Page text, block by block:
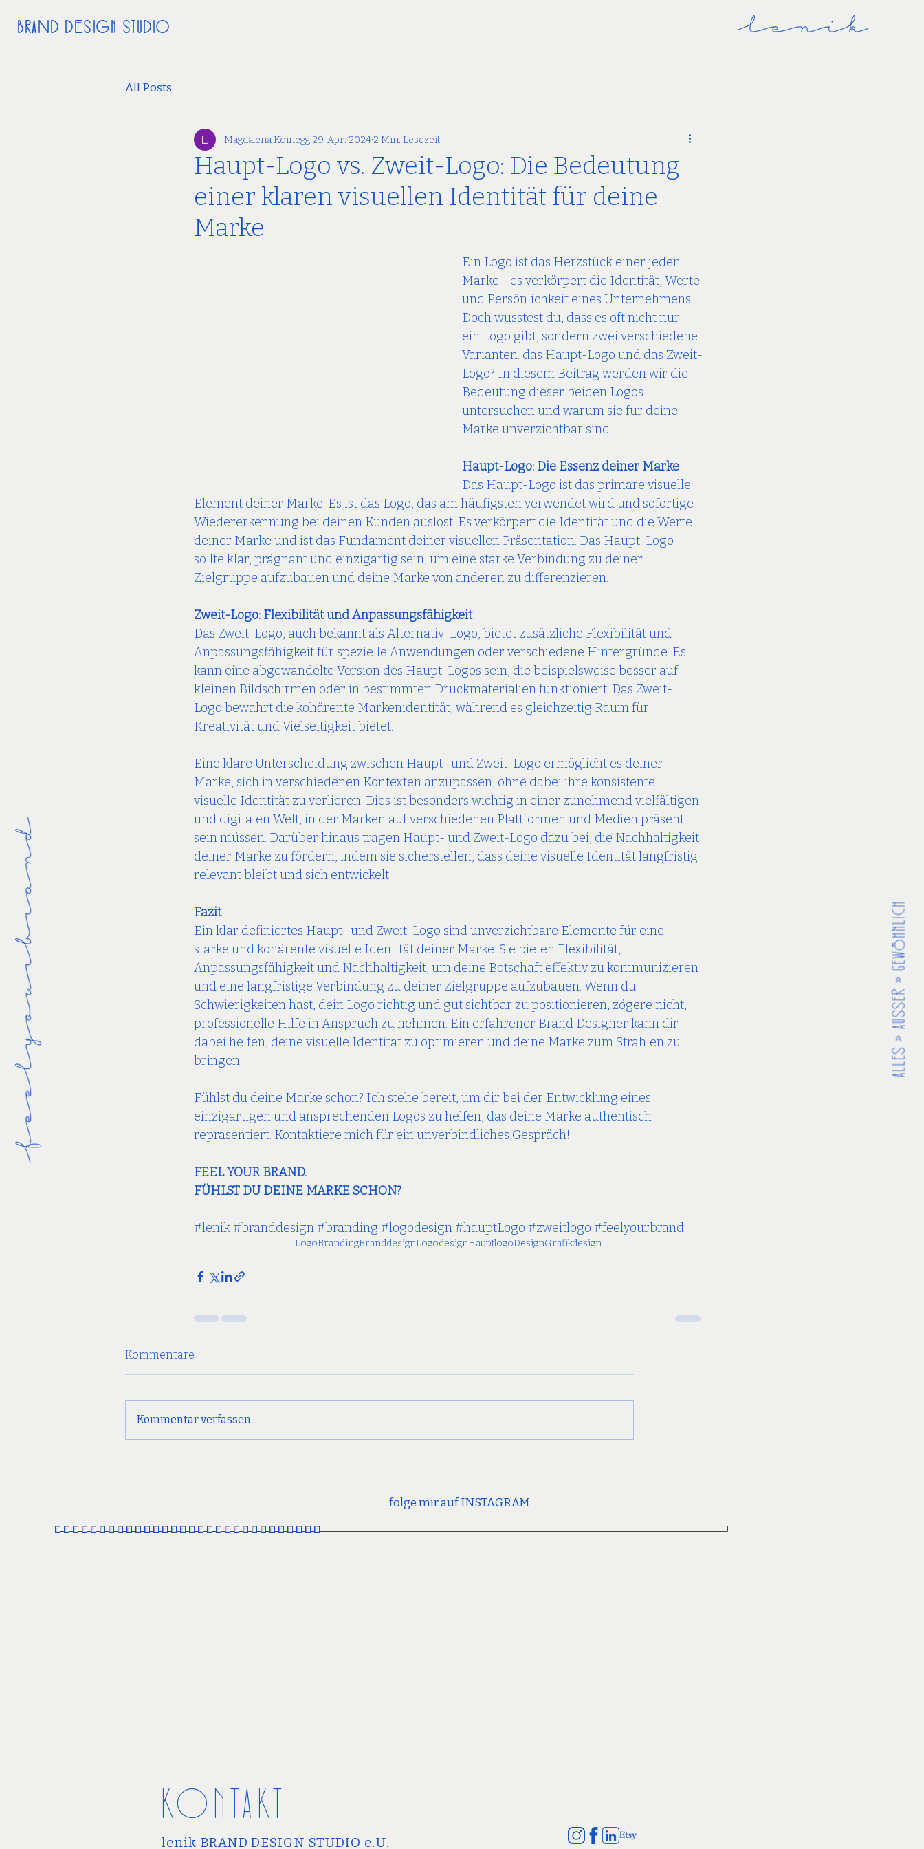
BrAnD DesiGN STUDiO
All Posts
Haupt-Logo vs. Zweit-Logo: Die Bedeutung
einer klaren visuellen Identität für deine
Marke
Magdalena Koinegg 29. Apr. 2024 2 Min. Lesezeit
Ein Logo ist das Herzstück einer jeden
Marke - es verkörpert die Identität, Werte
und Persönlichkeit eines Unternehmens.
Doch wusstest du, dass es oft nicht nur
ein Logo gibt, sondern zwei verschiedene
Varianten: das Haupt-Logo und das Zweit-
Logo? In diesem Beitrag werden wir die
Bedeutung dieser beiden Logos
untersuchen und warum sie für deine
Marke unverzichtbar sind.
Haupt-Logo: Die Essenz deiner Marke
Das Haupt-Logo ist das primäre visuelle
Element deiner Marke. Es ist das Logo, das am häufigsten verwendet wird und sofortige
Wiedererkennung bei deinen Kunden auslöst. Es verkörpert die Identität und die Werte
deiner Marke und ist das Fundament deiner visuellen Präsentation. Das Haupt-Logo
sollte klar, prägnant und einzigartig sein, um eine starke Verbindung zu deiner
Zielgruppe aufzubauen und deine Marke von anderen zu differenzieren.
Zweit-Logo: Flexibilität und Anpassungsfähigkeit
Das Zweit-Logo, auch bekannt als Alternativ-Logo, bietet zusätzliche Flexibilität und
Anpassungsfähigkeit für spezielle Anwendungen oder verschiedene Hintergründe. Es
kann eine abgewandelte Version des Haupt-Logos sein, die beispielsweise besser auf
kleinen Bildschirmen oder in bestimmten Druckmaterialien funktioniert. Das Zweit-
Logo bewahrt die kohärente Markenidentität, während es gleichzeitig Raum für
Kreativität und Vielseitigkeit bietet.
Eine klare Unterscheidung zwischen Haupt- und Zweit-Logo ermöglicht es deiner
Marke, sich in verschiedenen Kontexten anzupassen, ohne dabei ihre konsistente
visuelle Identität zu verlieren. Dies ist besonders wichtig in einer zunehmend vielfältigen
und digitalen Welt, in der Marken auf verschiedenen Plattformen und Medien präsent
sein müssen. Darüber hinaus tragen Haupt- und Zweit-Logo dazu bei, die Nachhaltigkeit
deiner Marke zu fördern, indem sie sicherstellen, dass deine visuelle Identität langfristig
relevant bleibt und sich entwickelt.
Fazit
Ein klar definiertes Haupt- und Zweit-Logo sind unverzichtbare Elemente für eine
starke und kohärente visuelle Identität deiner Marke. Sie bieten Flexibilität,
Anpassungsfähigkeit und Nachhaltigkeit, um deine Botschaft effektiv zu kommunizieren
und eine langfristige Verbindung zu deiner Zielgruppe aufzubauen. Wenn du
Schwierigkeiten hast, dein Logo richtig und gut sichtbar zu positionieren, zögere nicht,
professionelle Hilfe in Anspruch zu nehmen. Ein erfahrener Brand Designer kann dir
dabei helfen, deine visuelle Identität zu optimieren und deine Marke zum Strahlen zu
bringen.
Fühlst du deine Marke schon? Ich stehe bereit, um dir bei der Entwicklung eines
einzigartigen und ansprechenden Logos zu helfen, das deine Marke authentisch
repräsentiert. Kontaktiere mich für ein unverbindliches Gespräch!
FEEL YOUR BRAND.
FÜHLST DU DEINE MARKE SCHON?
#lenik #branddesign #branding #logodesign #hauptLogo #zweitlogo #feelyourbrand
LogoBrandingBranddesignLogodesignHauptlogoDesignGrafikdesign
Kommentare
Kommentar verfassen...
folge mir auf INSTAGRAM
KONTAKT
lenik BRAND DESIGN STUDIO e.U.